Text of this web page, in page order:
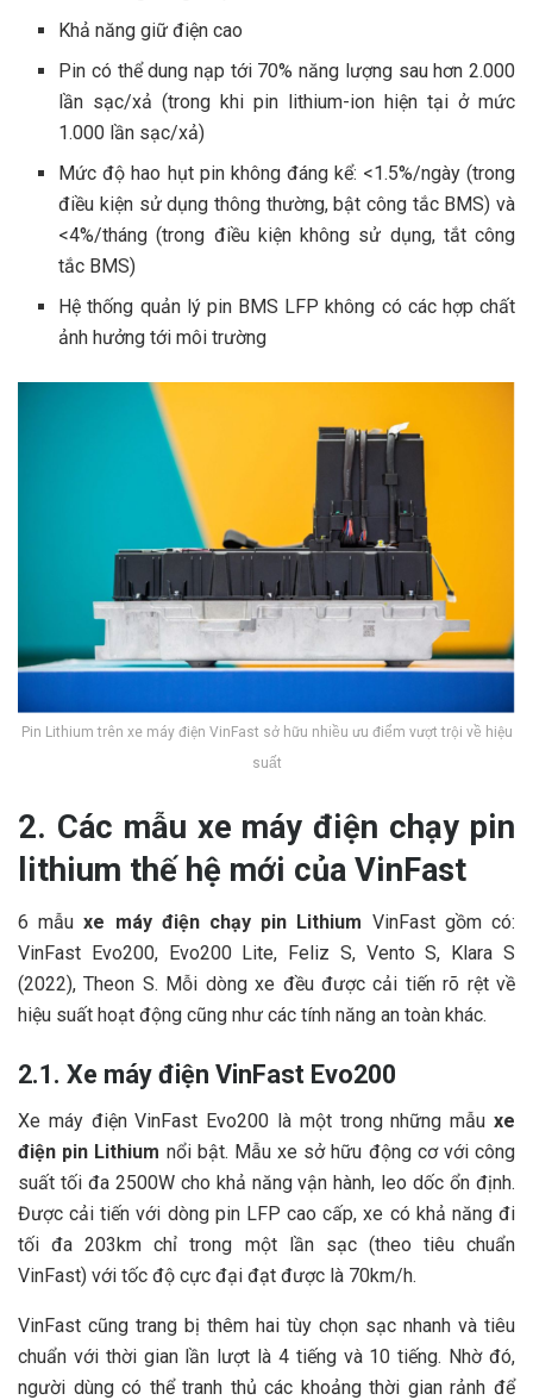
Khả năng giữ điện cao
Pin có thể dung nạp tới 70% năng lượng sau hơn 2.000
lần sạc/xả (trong khi pin lithium-ion hiện tại ở mức
1.000 lần sạc/xả)
Mức độ hao hụt pin không đáng kể: <1.5%/ngày (trong
điều kiện sử dụng thông thường, bật công tắc BMS) và
<4%/tháng (trong điều kiện không sử dụng, tắt công
tắc BMS)
Hệ thống quản lý pin BMS LFP không có các hợp chất
ảnh hưởng tới môi trường
Pin Lithium trên xe máy điện VinFast sở hữu nhiều ưu điểm vượt trội về hiệu
suất
2. Các mẫu xe máy điện chạy pin
lithium thế hệ mới của VinFast
6 mẫuxe máy điện chạy pin Lithium VinFast gồm có:
VinFast Evo200, Evo200 Lite, Feliz S, Vento S, Klara S
(2022), Theon S. Mỗi dòng xe đều được cải tiến rõ rệt về
hiệu suất hoạt động cũng như các tính năng an toàn khác.
2.1. Xe máy điện VinFast Evo200
Xe máy điện VinFast Evo200 là một trong những mẫu xe
điện pin Lithium nổi bật. Mẫu xe sở hữu động cơ với công
suất tối đa 2500W cho khả năng vận hành, leo dốc ổn định.
Được cải tiến với dòng pin LFP cao cấp, xe có khả năng đi
tối đa 203km chỉ trong một lần sạc (theo tiêu chuẩn
VinFast) với tốc độ cực đại đạt được là 70km/h.
VinFast cũng trang bị thêm hai tùy chọn sạc nhanh và tiêu
chuẩn với thời gian lần lượt là 4 tiếng và 10 tiếng. Nhờ đó,
người dùng có thể tranh thủ các khoảng thời gian rảnh để